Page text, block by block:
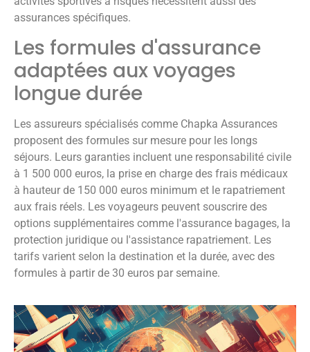
assurances spécifiques.
Les formules d'assurance
adaptées aux voyages
longue durée
Les assureurs spécialisés comme Chapka Assurances
proposent des formules sur mesure pour les longs
séjours. Leurs garanties incluent une responsabilité civile
à 1 500 000 euros, la prise en charge des frais médicaux
à hauteur de 150 000 euros minimum et le rapatriement
aux frais réels. Les voyageurs peuvent souscrire des
options supplémentaires comme l'assurance bagages, la
protection juridique ou l'assistance rapatriement. Les
tarifs varient selon la destination et la durée, avec des
formules à partir de 30 euros par semaine.